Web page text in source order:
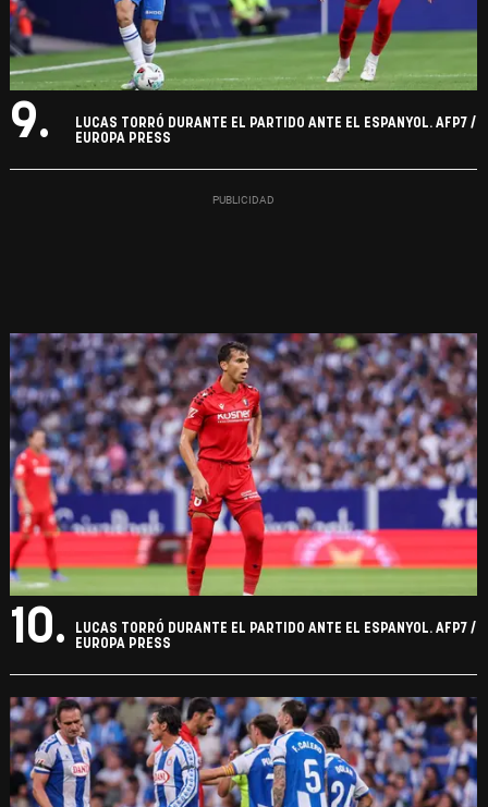
9.
LUCAS TORRÓ DURANTE EL PARTIDO ANTE EL ESPANYOL. AFP7 /
EUROPA PRESS
10.
LUCAS TORRÓ DURANTE EL PARTIDO ANTE EL ESPANYOL. AFP7 /
EUROPA PRESS